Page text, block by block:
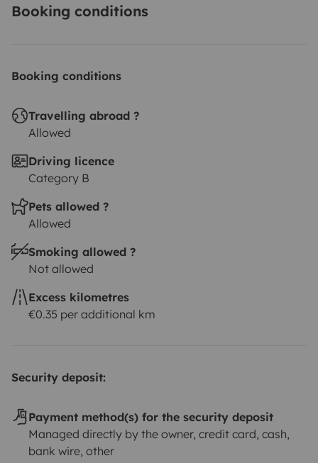
Booking conditions
Booking conditions
Travelling abroad ?
Allowed
Driving licence
Category B
Pets allowed ?
Allowed
Smoking allowed ?
Not allowed
Excess kilometres
€0.35 per additional km
Security deposit:
Payment method(s) for the security deposit
Managed directly by the owner, credit card, cash,
bank wire, other